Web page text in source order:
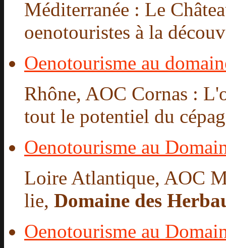
Méditerranée : Le
oenotouristes à la
Oenotourisme au
Rhône, AOC Cornas :
tout le potentiel du
Oenotourisme au
Loire Atlantique, AOC
lie, Domaine des
Oenotourisme au